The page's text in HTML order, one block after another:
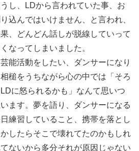
し、LDから言われていた事、お
込んではいけません、と言われ、
、どんどん話しが脱線していって
なってしまいました。
能活動をしたい、ダンサーになり
槌をうちながら心の中では「そろ
に怒られるかも」なんて思いつ
ます。夢を語り、ダンサーになる
練習していること、携帯を落とし
したらそこで壊れてたのかもしれ
ないから多分それが原因じゃない